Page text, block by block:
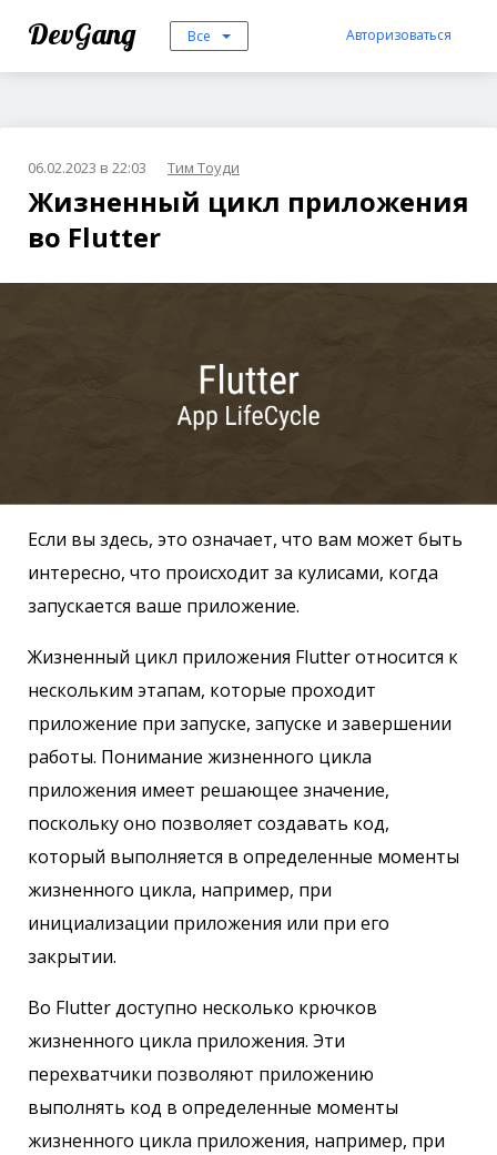
DevGang Все Авторизоваться
06.02.2023 в 22:03 Тим Тоуди
Жизненный цикл приложения
во Flutter
Если вы здесь, это означает, что вам может быть
интересно, что происходит за кулисами, когда
запускается ваше приложение.
Жизненный цикл приложения Flutter относится к
нескольким этапам, которые проходит
приложение при запуске, запуске и завершении
работы. Понимание жизненного цикла
приложения имеет решающее значение,
поскольку оно позволяет создавать код,
который выполняется в определенные моменты
жизненного цикла, например, при
инициализации приложения или при его
закрытии.
Во Flutter доступно несколько крючков
жизненного цикла приложения. Эти
перехватчики позволяют приложению
выполнять код в определенные моменты
жизненного цикла приложения, например, при